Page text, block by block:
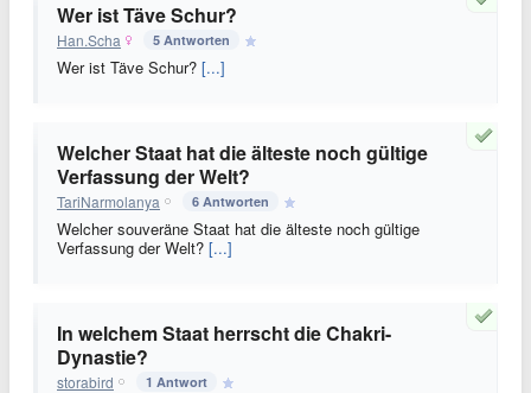
Wer ist Täve Schur?
Han.Scha 5 Antworten
Wer ist Täve Schur? [...]
Welcher Staat hat die älteste noch gültige
Verfassung der Welt?
TariNarmolanya 6 Antworten
Welcher souveräne Staat hat die älteste noch gültige
Verfassung der Welt? [...]
In welchem Staat herrscht die Chakri-
Dynastie?
storabird 1 Antwort